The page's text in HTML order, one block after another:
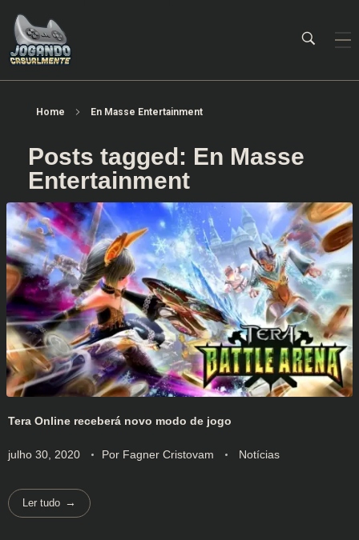
Home En Masse Entertainment
Posts tagged: En Masse
Entertainment
Tera Online receberá novo modo de jogo
julho 30, 2020 Por Fagner Cristovam Notícias
Ler tudo